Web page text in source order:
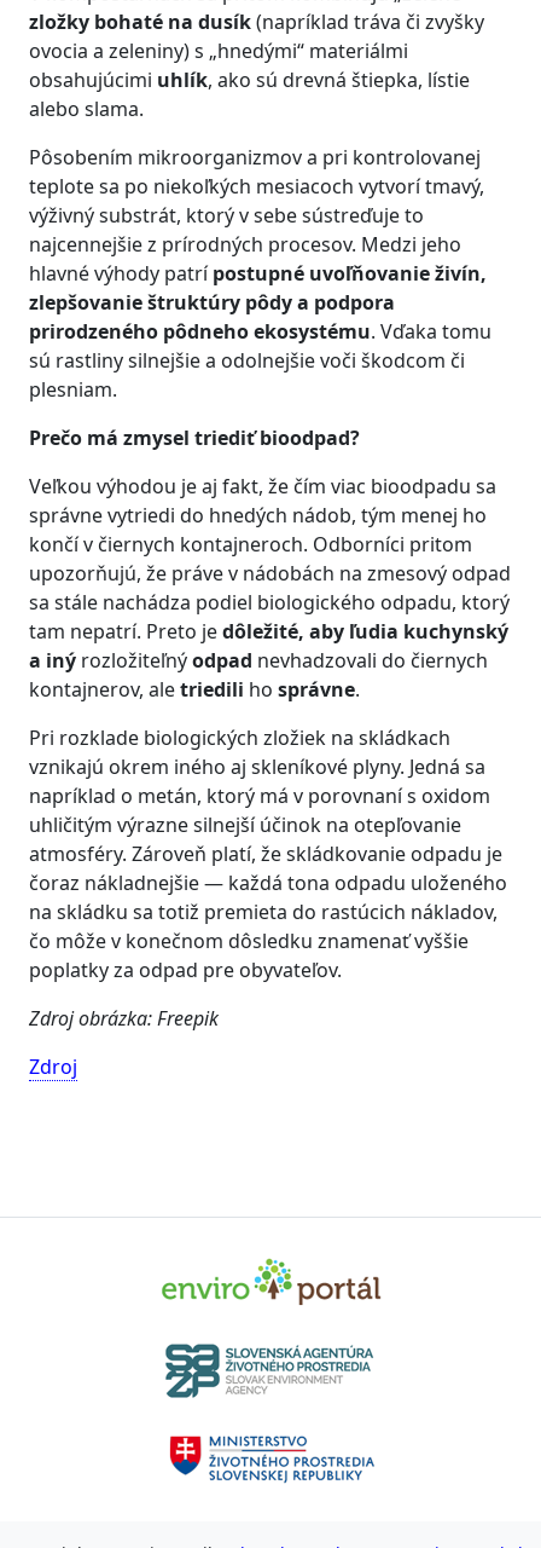
zložky bohaté na dusík(napríklad tráva či zvyšky
ovocia a zeleniny) s „hnedými“ materiálmi
obsahujúcimi uhlík, ako sú drevná štiepka, lístie
alebo slama.
Pôsobením mikroorganizmov a pri kontrolovanej
teplote sa po niekoľkých mesiacoch vytvorí tmavý,
výživný substrát, ktorý v sebe sústreďuje to
najcennejšie z prírodných procesov. Medzi jeho
hlavné výhody patrípostupné uvoľňovanie živín,
zlepšovanie štruktúry pôdy a podpora
prirodzeného pôdneho ekosystému. Vďaka tomu
sú rastliny silnejšie a odolnejšie voči škodcom či
plesniam.
Prečo má zmysel triediť bioodpad?
Veľkou výhodou je aj fakt, že čím viac bioodpadu sa
správne vytriedi do hnedých nádob, tým menej ho
končí v čiernych kontajneroch. Odborníci pritom
upozorňujú, že práve v nádobách na zmesový odpad
sa stále nachádza podiel biologického odpadu, ktorý
tam nepatrí. Preto jedôležité, aby ľudia kuchynský
a iný rozložiteľnýodpad nevhadzovali do čiernych
kontajnerov, aletriedili ho správne.
Pri rozklade biologických zložiek na skládkach
vznikajú okrem iného aj skleníkové plyny. Jedná sa
napríklad o metán, ktorý má v porovnaní s oxidom
uhličitým výrazne silnejší účinok na otepľovanie
atmosféry. Zároveň platí, že skládkovanie odpadu je
čoraz nákladnejšie — každá tona odpadu uloženého
na skládku sa totiž premieta do rastúcich nákladov,
čo môže v konečnom dôsledku znamenať vyššie
poplatky za odpad pre obyvateľov.
Zdroj obrázka: Freepik
Zdroj